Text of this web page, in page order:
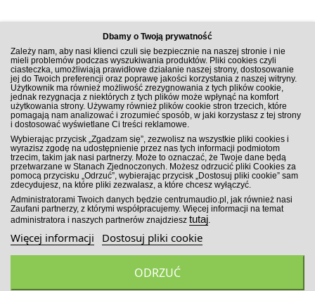
Dbamy o Twoją prywatność
Zależy nam, aby nasi klienci czuli się bezpiecznie na naszej stronie i nie
mieli problemów podczas wyszukiwania produktów. Pliki cookies czyli
ciasteczka, umożliwiają prawidłowe działanie naszej strony, dostosowanie
jej do Twoich preferencji oraz poprawę jakości korzystania z naszej witryny.
Użytkownik ma również możliwość zrezygnowania z tych plików cookie,
jednak rezygnacja z niektórych z tych plików może wpłynąć na komfort
użytkowania strony. Używamy również plików cookie stron trzecich, które
pomagają nam analizować i zrozumieć sposób, w jaki korzystasz z tej strony
i dostosować wyświetlane Ci treści reklamowe.
Wybierając przycisk „Zgadzam się”, zezwolisz na wszystkie pliki cookies i
wyrazisz zgodę na udostępnienie przez nas tych informacji podmiotom
trzecim, takim jak nasi partnerzy. Może to oznaczać, że Twoje dane będą
przetwarzane w Stanach Zjednoczonych. Możesz odrzucić pliki Cookies za
pomocą przycisku „Odrzuć”, wybierając przycisk „Dostosuj pliki cookie” sam
zdecydujesz, na które pliki zezwalasz, a które chcesz wyłączyć.
Administratorami Twoich danych będzie centrumaudio.pl, jak również nasi
Zaufani partnerzy, z którymi współpracujemy. Więcej informacji na temat
administratora i naszych partnerów znajdziesz tutaj.
Więcej informacji Dostosuj pliki cookie
ODRZUĆ
ZAPISZ SIĘ DO NEWSLETTERA
ZAPISZ SIĘ!
Wszelkie prawa zastrzeżone. Sklep Car Audio CentrumAudio.pl